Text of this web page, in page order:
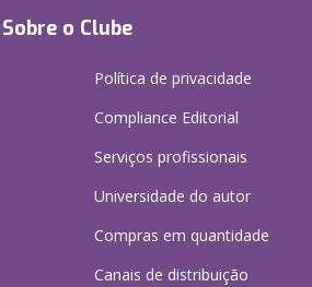
Sobre o Clube
Política de privacidade
Compliance Editorial
Serviços profissionais
Universidade do autor
Compras em quantidade
Canais de distribuição